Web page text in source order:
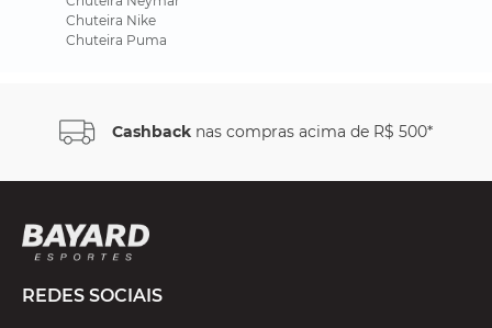
Chuteira Nike
Chuteira Puma
Cashback nas compras acima de R$ 500*
REDES SOCIAIS